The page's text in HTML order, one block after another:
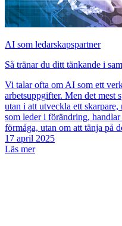
AI som ledarskapspartner
Så tränar du ditt tänkande i
Vi talar ofta om AI som ett
arbetsuppgifter. Men det mest
utan i att utveckla ett
som leder i förändring,
förmåga, utan om att tänja på
17 april 2025
Läs mer